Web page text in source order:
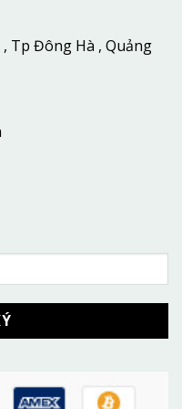
Tp Đông Hà , Quảng